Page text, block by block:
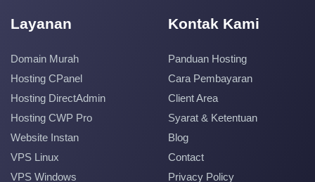
Layanan
Domain Murah
Hosting CPanel
Hosting DirectAdmin
Hosting CWP Pro
Website Instan
VPS Linux
VPS Windows
Kontak Kami
Panduan Hosting
Cara Pembayaran
Client Area
Syarat & Ketentuan
Blog
Contact
Privacy Policy